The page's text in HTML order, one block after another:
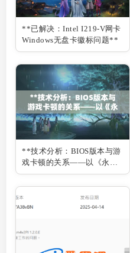
**已解决：Intel I219-V网卡
Windows无盘卡徽标问题**
**技术分析：BIOS版本与游
戏卡顿的关系——以《永劫
无间》为例**